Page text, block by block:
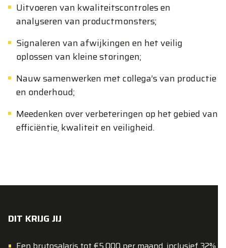
Uitvoeren van kwaliteitscontroles en
analyseren van productmonsters;
Signaleren van afwijkingen en het veilig
oplossen van kleine storingen;
Nauw samenwerken met collega’s van productie
en onderhoud;
Meedenken over verbeteringen op het gebied van
efficiëntie, kwaliteit en veiligheid.
DIT KRIJG JIJ